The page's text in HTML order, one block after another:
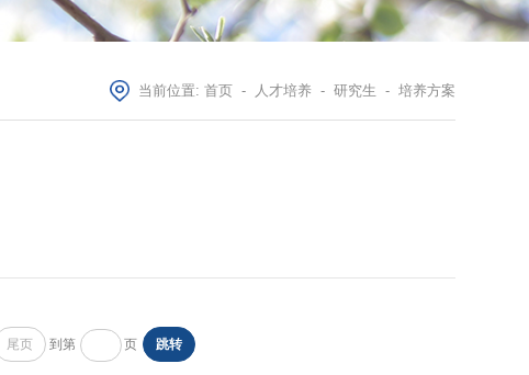
当前位置: 首页- 人才培养- 研究生 - 培养方案
尾页 到第 页 跳转